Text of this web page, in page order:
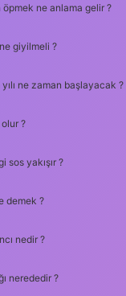
öpmek ne anlama gelir ?
giyilmeli ?
ne zaman başlayacak ?
?
sos yakışır ?
demek ?
nedir ?
nerededir ?